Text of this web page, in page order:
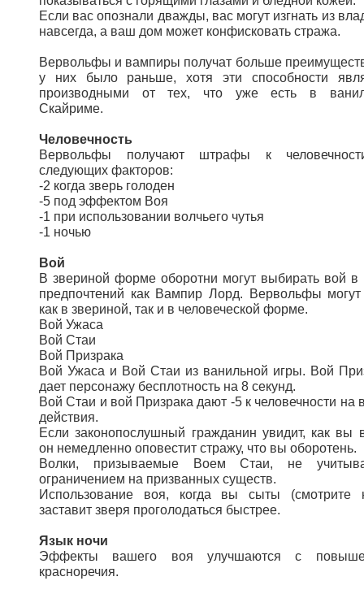
Если вас опознали дважды, вас могут изгнать из
навсегда, а ваш дом может конфисковать стража.
Вервольфы и вампиры получат больше
у них было раньше, хотя эти способности
производными от тех, что уже есть в
Скайриме.
Человечность
Вервольфы получают штрафы к
следующих факторов:
-2 когда зверь голоден
-5 под эффектом Воя
-1 при использовании волчьего чутья
-1 ночью
Вой
В звериной форме оборотни могут выбирать вой
предпочтений как Вампир Лорд. Вервольфы
как в звериной, так и в человеческой форме.
Вой Ужаса
Вой Стаи
Вой Призрака
Вой Ужаса и Вой Стаи из ванильной игры. Вой
дает персонажу бесплотность на 8 секунд.
Вой Стаи и вой Призрака дают -5 к человечности на
действия.
Если законопослушный гражданин увидит, как вы
он немедленно оповестит стражу, что вы оборотень.
Волки, призываемые Воем Стаи, не
ограничением на призванных существ.
Использование воя, когда вы сыты (смотрите
заставит зверя проголодаться быстрее.
Язык ночи
Эффекты вашего воя улучшаются с
красноречия.